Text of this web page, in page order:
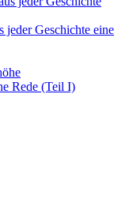
jeder Geschichte eine
Rede (Teil I)